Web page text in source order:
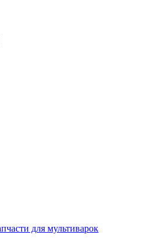
для мультиварок